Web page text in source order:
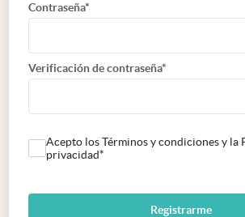
Contraseña*
Verificación de contraseña*
Acepto los Términos y condiciones y la
privacidad*
Registrarme